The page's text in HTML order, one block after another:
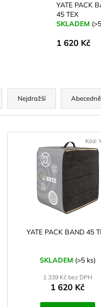
YATE PACK
45 TEX
SKLADEM
1 620 Kč
Nejdražší Abecedně
YATE PACK BAND 45
SKLADEM (>5 ks)
1 339 Kč bez DPH
1 620 Kč
Kód: